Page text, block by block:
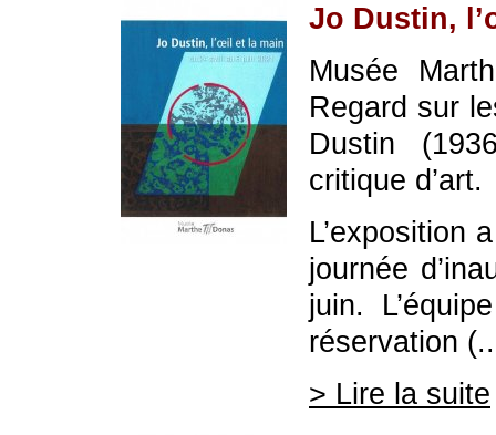
Jo Dustin,
Musée
Regard sur
Dustin
critique d’art.
L’exposition
journée
juin.
réservation
> Lire la suite